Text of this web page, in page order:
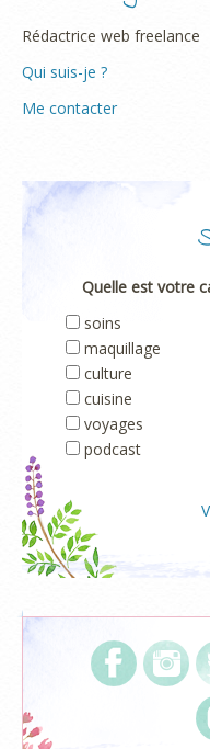
Rédactrice web freelance
Qui suis-je ?
Me contacter
Quelle est votre
soins
maquillage
culture
cuisine
voyages
podcast